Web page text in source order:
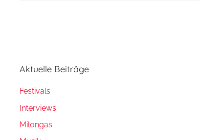
Aktuelle Beiträge
Festivals
Interviews
Milongas